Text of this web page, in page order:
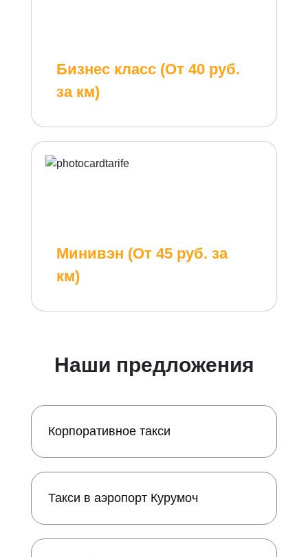
Бизнес класс (От 40 руб.
за км)
Минивэн (От 45 руб. за
км)
Наши предложения
Корпоративное такси
Такси в аэропорт Курумоч